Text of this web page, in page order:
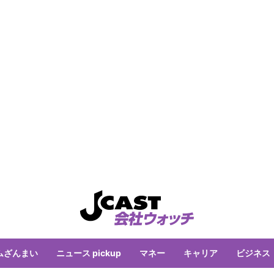
ざんまい ニュース pickup マネー キャリア ビジネス